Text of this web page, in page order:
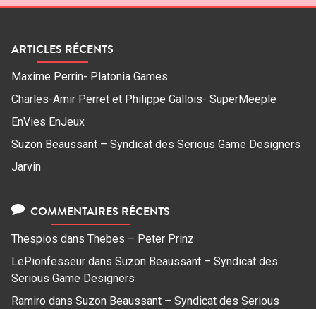
ARTICLES RÉCENTS
Maxime Perrin- Platonia Games
Charles-Amir Perret et Philippe Gallois- SuperMeeple
EnVies EnJeux
Suzon Beaussant – Syndicat des Serious Game Designers
Jarvin
COMMENTAIRES RÉCENTS
Thespios dans Thebes – Peter Prinz
LePionfesseur dans Suzon Beaussant – Syndicat des
Serious Game Designers
Ramiro dans Suzon Beaussant – Syndicat des Serious